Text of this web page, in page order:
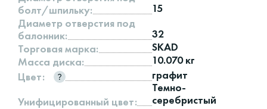
болт/шпильку:
15
Диаметр отверстия под
балонник:
32
Торговая марка:
SKAD
Масса диска:
10.070 кг
Цвет:
графит
Унифицированный цвет:
Темно-
серебристый